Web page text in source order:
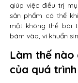
giúp việc điều trị
sản phẩm có thể
mặt không thể bài
bám vào, vi khuẩn
Làm thế
của quá